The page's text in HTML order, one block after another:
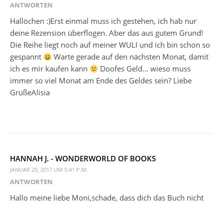
ANTWORTEN
Hallöchen :)Erst einmal muss ich gestehen, ich hab nur
deine Rezension überflogen. Aber das aus gutem Grund!
Die Reihe liegt noch auf meiner WULI und ich bin schon so
gespannt
Warte gerade auf den nächsten Monat, damit
ich es mir kaufen kann
Doofes Geld… wieso muss
immer so viel Monat am Ende des Geldes sein? Liebe
GrüßeAlisia
HANNAH J. - WONDERWORLD OF BOOKS
JANUAR 29, 2017 UM 5:41 P.M.
ANTWORTEN
Hallo meine liebe Moni,schade, dass dich das Buch nicht